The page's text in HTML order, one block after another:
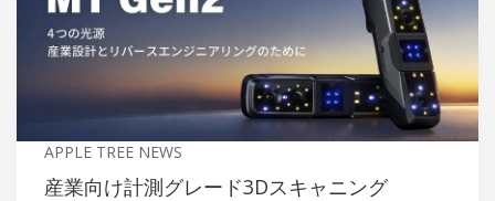
APPLE TREE NEWS
産業向け計測グレード3Dスキャニング